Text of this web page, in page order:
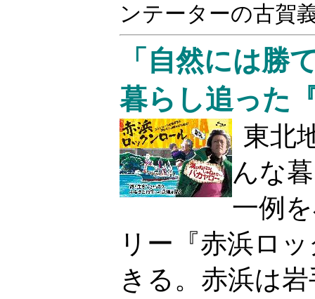
ンテーターの古賀
「自然には勝
暮らし追った
東北
んな
一例
リー『赤浜ロ
きる。赤浜は